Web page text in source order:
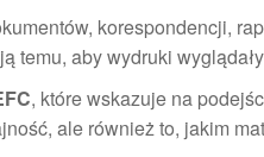
korespondencji,
temu, aby wydruki
, które wskazuje na
ale również to, jakim